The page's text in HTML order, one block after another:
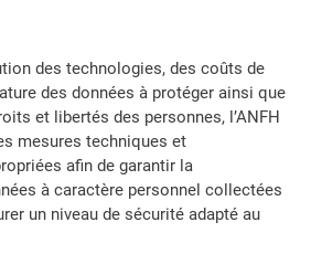
des technologies, des coûts de
des données à protéger ainsi que
et libertés des personnes, l’ANFH
mesures techniques et
afin de garantir la
à caractère personnel collectées
un niveau de sécurité adapté au